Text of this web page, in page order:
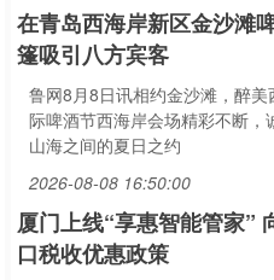
在青岛西海岸新区金沙滩
篷吸引八方宾客
鲁网8月8日讯相约金沙滩，醉
际啤酒节西海岸会场精彩不断，
山海之间的夏日之约
2026-08-08 16:50:00
厦门上线“享惠智能管家”
口税收优惠政策